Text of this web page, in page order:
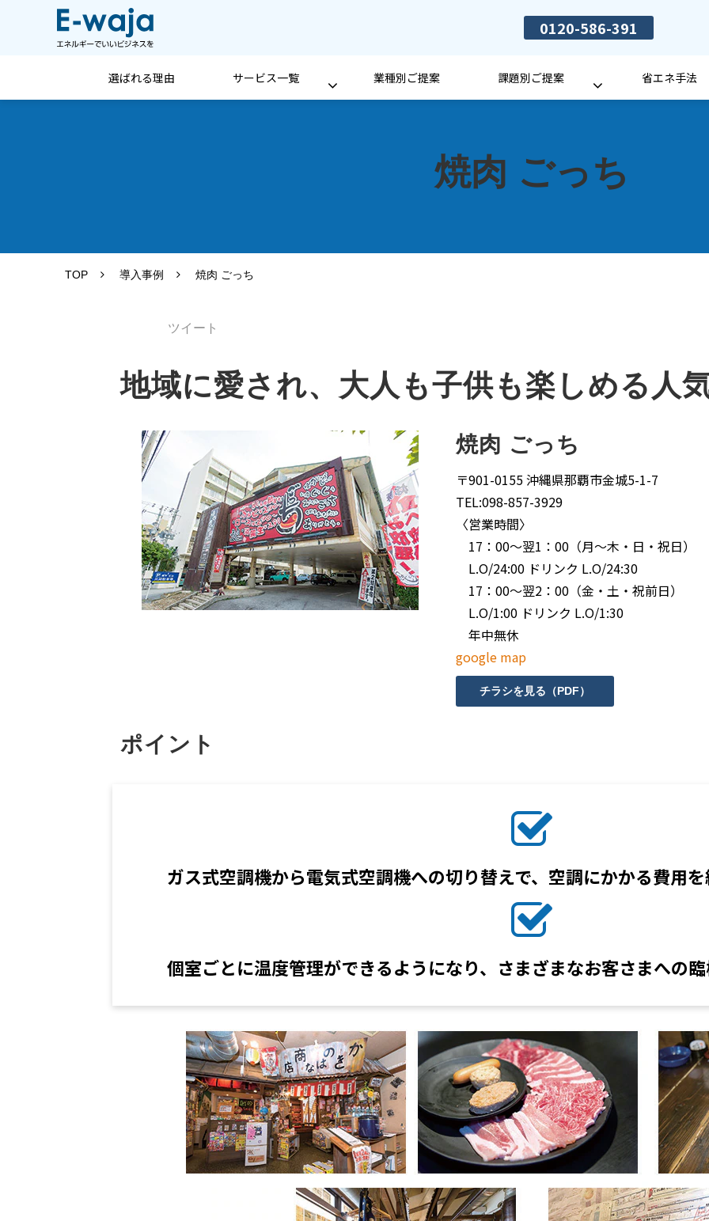
0120-586-391
選ばれる理由 サービス一覧 業種別ご提案 課題別ご提案 省エネ手法
焼肉 ごっち
TOP 導入事例 焼肉 ごっち
ツイート
地域に愛され、大人も子供も楽しめる人
焼肉 ごっち
〒901-0155 沖縄県那覇市金城5-1-7
TEL:098-857-3929
〈営業時間〉
17：00～翌1：00（月～木・日・祝日）
L.O/24:00 ドリンク L.O/24:30
17：00～翌2：00（金・土・祝前日）
L.O/1:00 ドリンク L.O/1:30
年中無休
google map
チラシを見る（PDF）
ポイント
ガス式空調機から電気式空調機への切り替えで、空調にかかる費用
個室ごとに温度管理ができるようになり、さまざまなお客さまへの